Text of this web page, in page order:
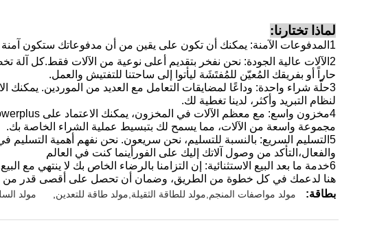
لماذا تختارنا:
1المدفوعات الآمنة: يمكنك أن تكون على يقين من أن مدفوعاتك ستكون آمنة ومأمونة.نحن نضمن أن إيداعك أو رصيدك سيكون آمناً بنسبة 100%.
2الآلات عالية الجودة: نحن نفخر بتقديم أعلى نوعية من الآلات فقط.كل
حاراً أو بفريقك المُعيّن للمُفتَشَة ليأتوا إلى ساحتنا للتفتيش والعمل.
3حلّة شراء واحدة: وداعًا لمضايقات التعامل مع العديد من الموردين.
لنظام التبريد وأكثر، لدينا تغطية لك.
مجموعة واسعة من الآلات، مما يسمح لك بتبسيط عملية الشراء الخاصة بك.
5التسليم السريع: بالنسبة للتسليم، نحن سريعون. نحن نفهم أهمية
والفعال،التأكد من وصول آلاتك إليك على الفورأينما كنت في العالم
6خدمة ما بعد البيع الاستثنائية: إن التزامنا بالرضاء الخاص بك لا
هنا لدعمك في كل خطوة من الطريق، وضمان أن تحصل على أقصى قدر من
بطاقة:
مولد مواصفات المنجم,مولد للطاقة الثقيلة,مولد طاقة للتعدين مولد السلينت 50 هرتز,مجموعة مولدات يوتشاي 60